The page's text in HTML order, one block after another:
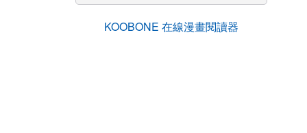
KOOBONE 在線漫畫閱讀器